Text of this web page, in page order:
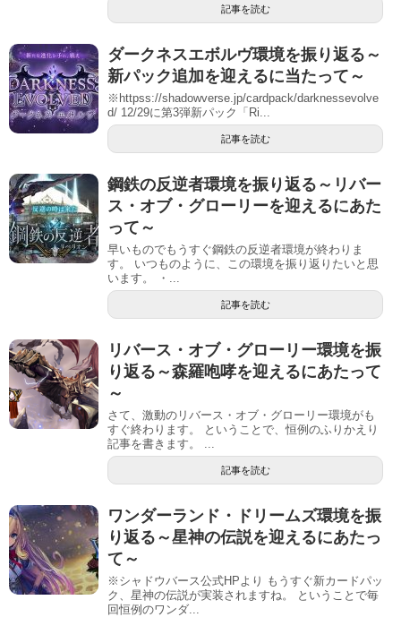
記事を読む
ダークネスエボルヴ環境を振り返る～
新パック追加を迎えるに当たって～
※httpss://shadowverse.jp/cardpack/darknessevolve
d/ 12/29に第3弾新パック「Ri...
記事を読む
鋼鉄の反逆者環境を振り返る～リバー
ス・オブ・グローリーを迎えるにあた
って～
早いものでもうすぐ鋼鉄の反逆者環境が終わりま
す。 いつものように、この環境を振り返りたいと思
います。 ・...
記事を読む
リバース・オブ・グローリー環境を振
り返る～森羅咆哮を迎えるにあたって
～
さて、激動のリバース・オブ・グローリー環境がも
すぐ終わります。 ということで、恒例のふりかえり
記事を書きます。 ...
記事を読む
ワンダーランド・ドリームズ環境を振
り返る～星神の伝説を迎えるにあたっ
て～
※シャドウバース公式HPより もうすぐ新カードパッ
ク、星神の伝説が実装されますね。 ということで毎
回恒例のワンダ...